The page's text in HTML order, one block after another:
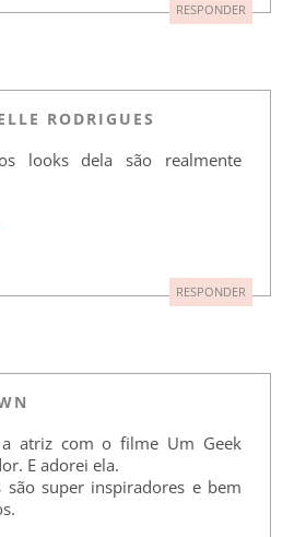
RESPONDER
RODRIGUES
looks dela são realmente
RESPONDER
a atriz com o filme Um Geek
E adorei ela.
são super inspiradores e bem